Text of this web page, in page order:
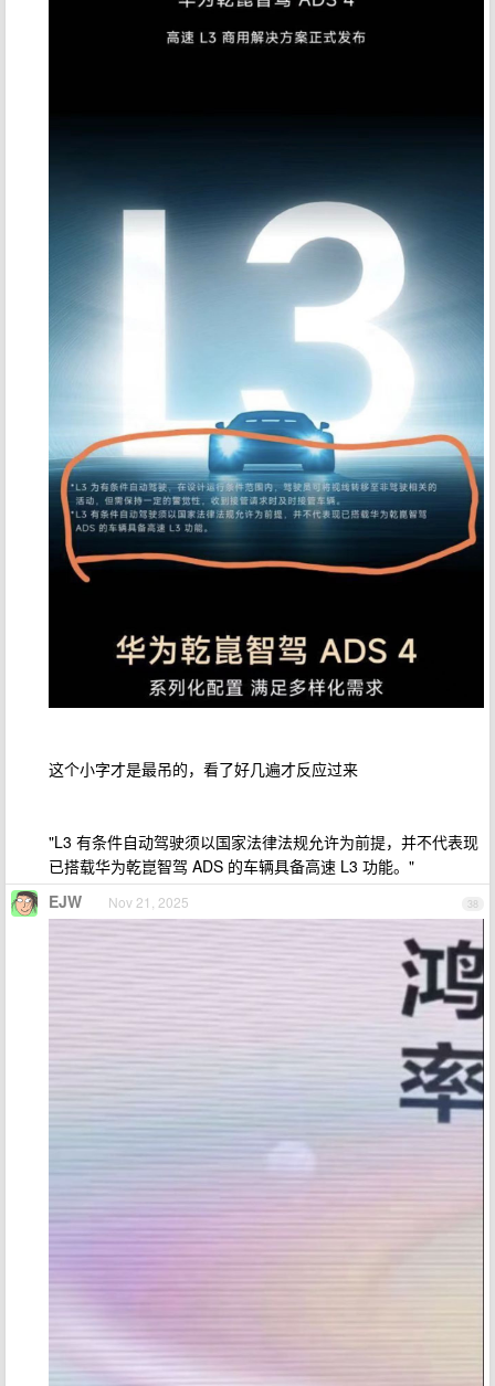
这个小字才是最吊的，看了好几遍才反应过来
"L3 有条件自动驾驶须以国家法律法规允许为前提，并不代表现
已搭载华为乾崑智驾 ADS 的车辆具备高速 L3 功能。"
38
EJW Nov 21, 2025